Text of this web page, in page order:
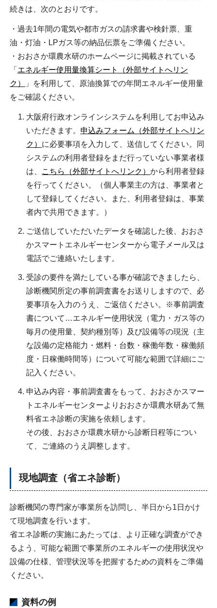
続きは、次のとおりです。
・過去1年間の電気や都市ガスの請求書や検針票、重
油・灯油・LPガス等の納品伝票をご準備ください。
・おおさか環農水研のホームページに掲載されている
「 エネルギー使用量換算シート（外部サイトへリン
ク）
」を利用して、原油換算での年間エネルギー使用量
をご確認ください。
大阪府行政オンラインシステムを利用してお申込み
いただきます。 申込みフォーム（外部サイトへリン
ク） に必要事項を入力して、送信してください。同
システムの利用者登録をまだ行っていない事業者様
は、
こちら（外部サイトへリンク） から利用者登録
を行ってください。（個人事業主の方は、事業者と
して登録してください。また、利用者登録は、事業
者内で共用できます。）
ご送信していただいたデータを確認した後、おおさ
かスマートエネルギーセンターから電子メール又は
電話でご連絡いたします。
受診の要件を満たしている事が確認できましたら、
診断機関所定の事前調査書をお送りしますので、必
要事項を入力のうえ、ご返信ください。※事前調査
書について…エネルギー使用状況（電力・ガス等の
毎月の使用量、契約種別等）及び設備等の現況（主
な設備の定格能力・燃料・台数・稼働年数・稼働頻
度・日稼働時間等）について可能な範囲で詳細にご
記入ください。
申込み内容・事前調査書をもって、おおさかスマー
トエネルギーセンターよりおおさか環農水研あて無
料省エネ診断の実施を依頼します。
その後、おおさか環農水研から診断日程等につい
て、ご連絡のうえ調整します。
現地調査（省エネ診断）
診断機関の専門家が事業所を訪問し、半日から1日かけ
て現地調査を行います。
省エネ診断の実施にあたっては、より正確な調査ができ
るよう、可能な範囲で事業所のエネルギーの使用状況や
設備の仕様、管理状況等を把握するための資料をご準備
ください。
資料の例